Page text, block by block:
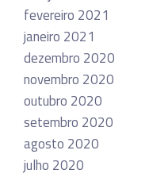
fevereiro 2021
janeiro 2021
dezembro 2020
novembro 2020
outubro 2020
setembro 2020
agosto 2020
julho 2020